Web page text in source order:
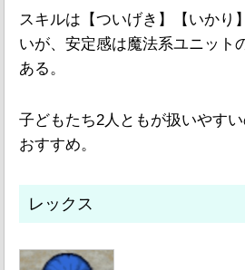
スキルは【ついげき】【いかり
いが、安定感は魔法系ユニット
ある。
子どもたち2人ともが扱いやす
おすすめ。
レックス